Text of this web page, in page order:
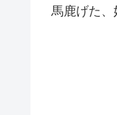
馬鹿げた、